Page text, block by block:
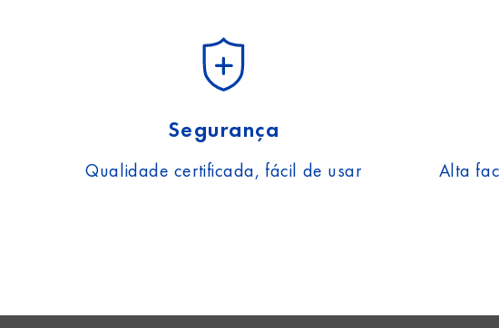
Segurança
Qualidade certificada, fácil de usar Alta